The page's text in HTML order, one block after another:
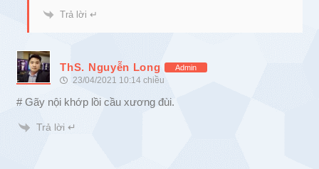
Trả lời ↵
ThS. Nguyễn Long Admin
23/04/2021 10:14 chiều
# Gãy nội khớp lồi cầu xương đùi.
Trả lời ↵